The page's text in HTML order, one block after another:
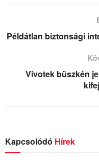
Példátlan biztonsági
Vivotek büszkén
Kapcsolódó Hírek